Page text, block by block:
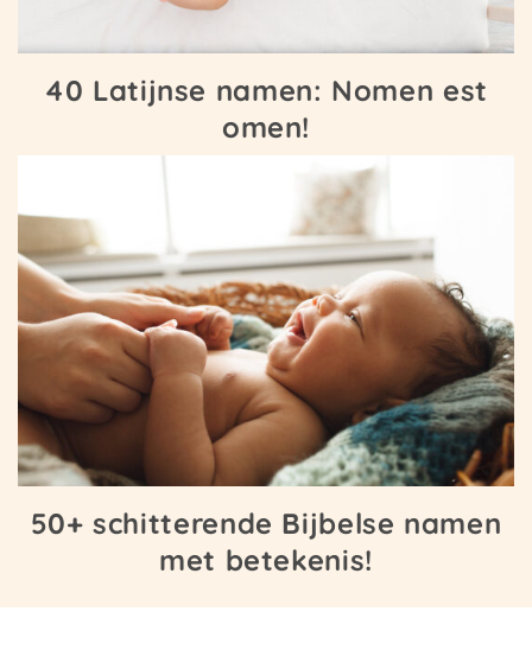
40 Latijnse namen: Nomen est
omen!
50+ schitterende Bijbelse namen
met betekenis!